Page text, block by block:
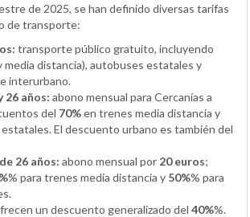
de 2025, se han definido diversas tarifas
de transporte:
transporte público gratuito, incluyendo
media distancia), autobuses estatales y
interurbano.
26 años: abono mensual para Cercanías a
del 70%en trenes media distancia y
El descuento urbano es también del
26 años: abono mensual por 20 euros;
% para trenes media distancia y 50%% para
un descuento generalizado del 40%%.